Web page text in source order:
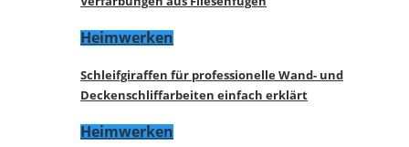
Heimwerken
Schleifgiraffen für professionelle Wand- und
Deckenschliffarbeiten einfach erklärt
Heimwerken